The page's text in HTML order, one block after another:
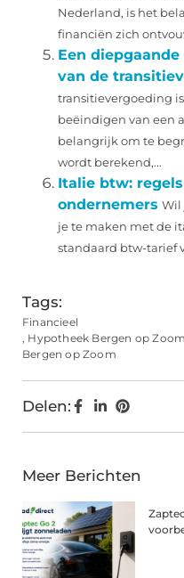
Nederland, is het
financiën zich
Een
van de
transitievergoeding
beëindigen van een
belangrijk om te
wordt berekend,...
Italie btw:
ondernemers Wil
je te maken met de
standaard btw-tarief
Tags:
Financieel
, Hypotheek Bergen op Zoom
Bergen op Zoom
Delen:
Meer Berichten